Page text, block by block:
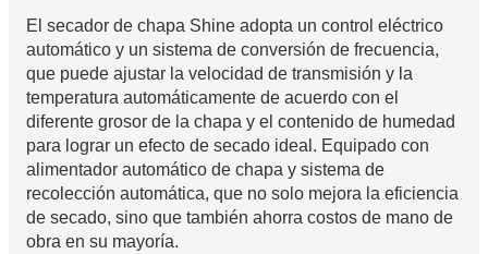
El secador de chapa Shine adopta un control eléctrico
automático y un sistema de conversión de frecuencia,
que puede ajustar la velocidad de transmisión y la
temperatura automáticamente de acuerdo con el
diferente grosor de la chapa y el contenido de humedad
para lograr un efecto de secado ideal. Equipado con
alimentador automático de chapa y sistema de
recolección automática, que no solo mejora la eficiencia
de secado, sino que también ahorra costos de mano de
obra en su mayoría.